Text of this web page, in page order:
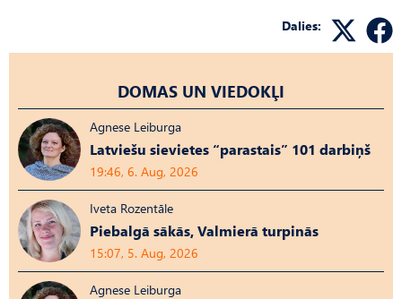
Dalies:
DOMAS UN VIEDOKĻI
Agnese Leiburga
Latviešu sievietes “parastais” 101 darbiņš
19:46, 6. Aug, 2026
Iveta Rozentāle
Piebalgā sākās, Valmierā turpinās
15:07, 5. Aug, 2026
Agnese Leiburga